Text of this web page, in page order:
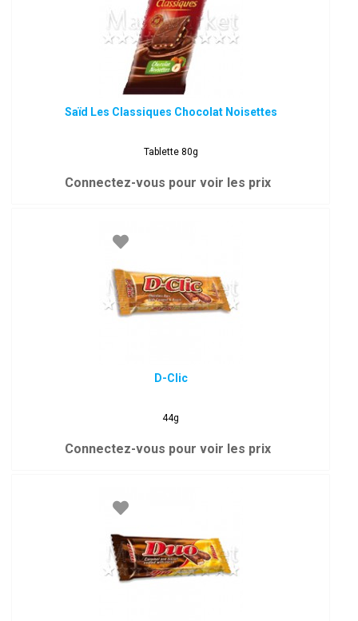
Saïd Les Classiques Chocolat Noisettes
Tablette 80g
Connectez-vous pour voir les prix
D-Clic
44g
Connectez-vous pour voir les prix